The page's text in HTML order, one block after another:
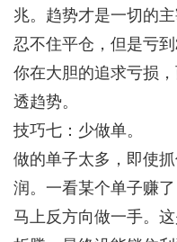
兆。趋势才是一切的
忍不住平仓，但是亏
你在大胆的追求亏损
透趋势。
技巧七：少做单。
做的单子太多，即使
润。一看某个单子赚
马上反方向做一手。